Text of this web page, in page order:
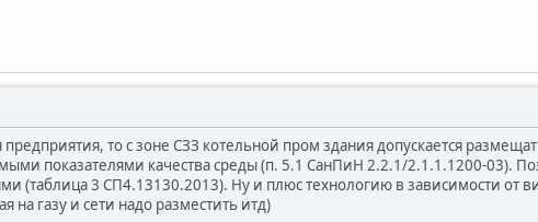
предприятия, то с зоне СЗЗ котельной пром здания допускается
показателями качества среды (п. 5.1 СанПиН 2.2.1/2.1.1.1200-03).
(таблица 3 СП4.13130.2013). Ну и плюс технологию в зависимости от
на газу и сети надо разместить итд)